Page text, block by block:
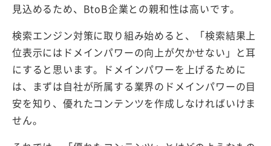
見込めるため、BtoB企業との親和性は高いです。
検索エンジン対策に取り組み始めると、「検索結果上
位表示にはドメインパワーの向上が欠かせない」と耳
にすると思います。ドメインパワーを上げるために
は、まずは自社が所属する業界のドメインパワーの目
安を知り、優れたコンテンツを作成しなければいけま
せん。